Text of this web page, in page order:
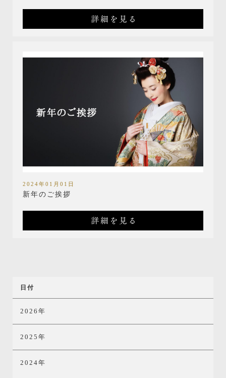
2024年01月01日
新年のご挨拶
日付
2026年
2025年
2024年